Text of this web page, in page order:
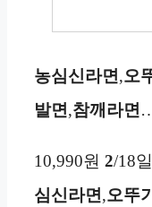
농심신라면 ,오
발면 ,참깨라면
10,990원 2/18
심신라면,오뚜기